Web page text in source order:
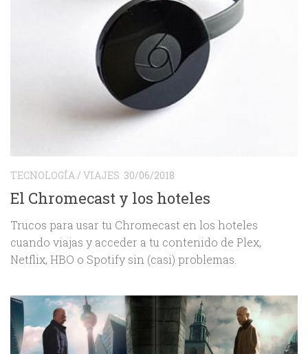
TECNOLOGÍA/ VIAJES 30/06/2018
El Chromecast y los hoteles
Trucos para usar tu Chromecast en los hoteles
cuando viajas y acceder a tu contenido de Plex,
Netflix, HBO o Spotify sin (casi) problemas.